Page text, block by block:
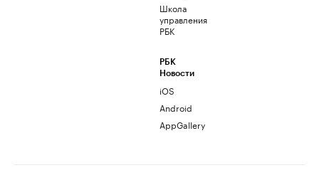
Школа
управления
РБК
РБК
Новости
iOS
Android
AppGallery